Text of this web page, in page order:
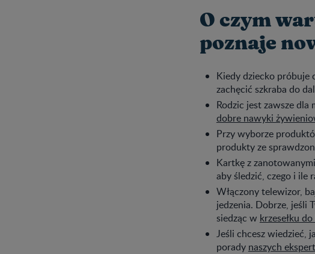
O czym
poznaje
Kiedy dziecko próbuje
zachęcić szkraba do
Rodzic jest zawsze
dobre nawyki
Przy wyborze
produkty ze
Kartkę z
aby śledzić, czego i ile
Włączony telewizor,
jedzenia. Dobrze, jeśli
siedząc w krzesełku
Jeśli chcesz wiedzieć,
porady naszych